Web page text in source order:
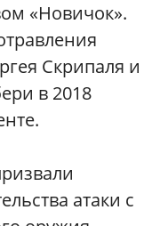
«Новичок».
Скрипаля и
в 2018
атаки с